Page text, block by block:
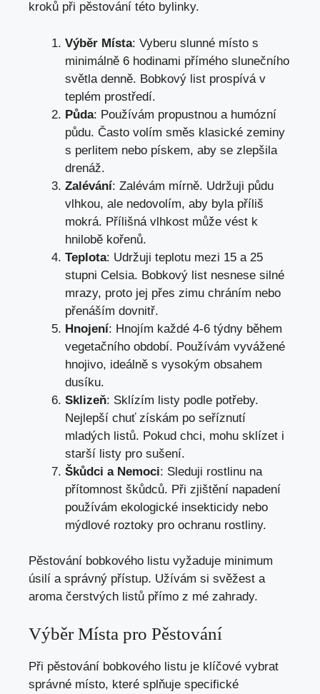
kroků při pěstování této bylinky.
Výběr Místa: Vyberu slunné místo s
minimálně 6 hodinami přímého slunečního
světla denně. Bobkový list prospívá v
teplém prostředí.
Půda: Používám propustnou a humózní
půdu. Často volím směs klasické zeminy
s perlitem nebo pískem, aby se zlepšila
drenáž.
Zalévání: Zalévám mírně. Udržuji půdu
vlhkou, ale nedovolím, aby byla příliš
mokrá. Přílišná vlhkost může vést k
hnilobě kořenů.
Teplota: Udržuji teplotu mezi 15 a 25
stupni Celsia. Bobkový list nesnese silné
mrazy, proto jej přes zimu chráním nebo
přenáším dovnitř.
Hnojení: Hnojím každé 4-6 týdny během
vegetačního období. Používám vyvážené
hnojivo, ideálně s vysokým obsahem
dusíku.
Sklizeň: Sklízím listy podle potřeby.
Nejlepší chuť získám po seříznutí
mladých listů. Pokud chci, mohu sklízet i
starší listy pro sušení.
Škůdci a Nemoci: Sleduji rostlinu na
přítomnost škůdců. Při zjištění napadení
používám ekologické insekticidy nebo
mýdlové roztoky pro ochranu rostliny.
Pěstování bobkového listu vyžaduje minimum
úsilí a správný přístup. Užívám si svěžest a
aroma čerstvých listů přímo z mé zahrady.
Výběr Místa pro Pěstování
Při pěstování bobkového listu je klíčové vybrat
správné místo, které splňuje specifické